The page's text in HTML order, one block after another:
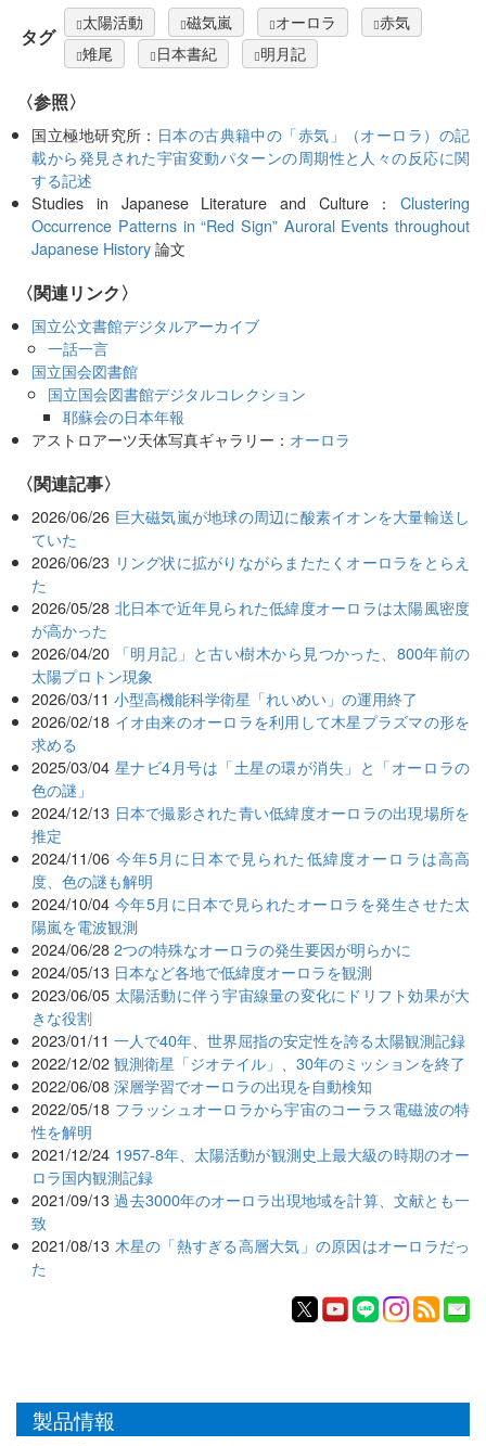
タグ
太陽活動 磁気嵐 オーロラ
赤気
雉尾
日本書紀 明月記
〈参照〉
国立極地研究所： 日本の古典籍中の「赤気」（オーロラ）の記
載から発見された宇宙変動パターンの周期性と人々の反応に関
する記述
Studies in Japanese Literature and Culture： Clustering
Occurrence Patterns in “Red Sign” Auroral Events throughout
Japanese History論文
〈関連リンク〉
国立公文書館デジタルアーカイブ
一話一言
国立国会図書館
国立国会図書館デジタルコレクション
耶蘇会の日本年報
アストロアーツ天体写真ギャラリー： オーロラ
関連記事
2026/06/26 巨大磁気嵐が地球の周辺に酸素イオンを大量輸送し
ていた
2026/06/23 リング状に拡がりながらまたたくオーロラをとらえ
た
2026/05/28 北日本で近年見られた低緯度オーロラは太陽風密度
が高かった
2026/04/20
「明月記」と古い樹木から見つかった、800年前の
太陽プロトン現象
2026/03/11 小型高機能科学衛星「れいめい」の運用終了
2026/02/18 イオ由来のオーロラを利用して木星プラズマの形を
求める
2025/03/04 星ナビ4月号は「土星の環が消失」と「オーロラの
色の謎」
2024/12/13 日本で撮影された青い低緯度オーロラの出現場所を
推定
2024/11/06 今年5月に日本で見られた低緯度オーロラは高高
度、色の謎も解明
2024/10/04 今年5月に日本で見られたオーロラを発生させた太
陽嵐を電波観測
2024/06/28 2つの特殊なオーロラの発生要因が明らかに
2024/05/13 日本など各地で低緯度オーロラを観測
2023/06/05 太陽活動に伴う宇宙線量の変化にドリフト効果が大
きな役割
2023/01/11 一人で40年、世界屈指の安定性を誇る太陽観測記録
2022/12/02 観測衛星「ジオテイル」、30年のミッションを終了
2022/06/08 深層学習でオーロラの出現を自動検知
2022/05/18 フラッシュオーロラから宇宙のコーラス電磁波の特
性を解明
2021/12/24 1957-8年、太陽活動が観測史上最大級の時期のオー
ロラ国内観測記録
2021/09/13 過去3000年のオーロラ出現地域を計算、文献とも一
致
2021/08/13 木星の「熱すぎる高層大気」の原因はオーロラだっ
た
製品情報